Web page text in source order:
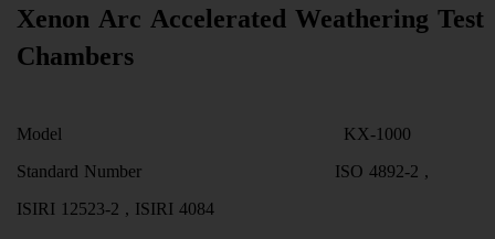
Xenon Arc Accelerated Weathering Test
Chambers
Model KX-1000
Standard Number ISO 4892-2 ,
ISIRI 12523-2 , ISIRI 4084